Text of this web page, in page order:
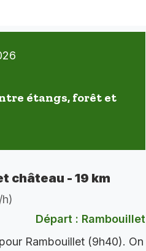
étangs, forêt et
château - 19 km
Départ : Rambouillet
Rambouillet (9h40). On